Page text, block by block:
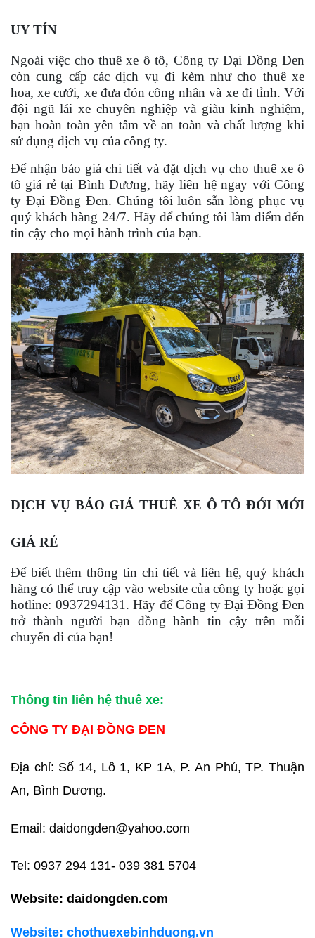
UY TÍN
Ngoài việc cho thuê xe ô tô, Công ty Đại Đồng Đen
còn cung cấp các dịch vụ đi kèm như cho thuê xe
hoa, xe cưới, xe đưa đón công nhân và xe đi tỉnh. Với
đội ngũ lái xe chuyên nghiệp và giàu kinh nghiệm,
bạn hoàn toàn yên tâm về an toàn và chất lượng khi
sử dụng dịch vụ của công ty.
Để nhận báo giá chi tiết và đặt dịch vụ cho thuê xe ô
tô giá rẻ tại Bình Dương, hãy liên hệ ngay với Công
ty Đại Đồng Đen. Chúng tôi luôn sẵn lòng phục vụ
quý khách hàng 24/7. Hãy để chúng tôi làm điểm đến
tin cậy cho mọi hành trình của bạn.
DỊCH VỤ BÁO GIÁ THUÊ XE Ô TÔ ĐỚI MỚI
GIÁ RẺ
Để biết thêm thông tin chi tiết và liên hệ, quý khách
hàng có thể truy cập vào website của công ty hoặc gọi
hotline: 0937294131. Hãy để Công ty Đại Đồng Đen
trở thành người bạn đồng hành tin cậy trên mỗi
chuyến đi của bạn!
Thông tin liên hệ thuê xe:
CÔNG TY ĐẠI ĐỒNG ĐEN
Địa chỉ: Số 14, Lô 1, KP 1A, P. An Phú, TP. Thuận
An, Bình Dương.
Email: daidongden@yahoo.com
Tel: 0937 294 131- 039 381 5704
Website: daidongden.com
Website: chothuexebinhduong.vn